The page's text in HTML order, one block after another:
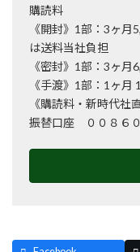
購読料
《開封》1部：3ヶ
は送料当社負担
《密封》1部：3ヶ月
《手渡》1部：1ヶ月
《購読料・新時代社
振替口座 ００８６